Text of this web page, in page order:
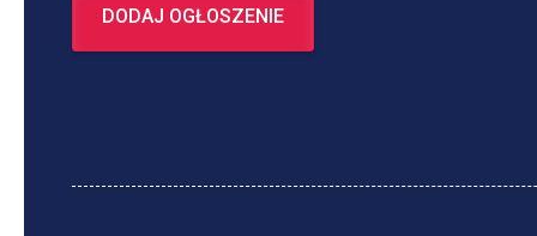
DODAJ OGŁOSZENIE